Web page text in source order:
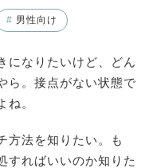
# 男性向け
になりたいけど、どん
ら。接点がない状態で
ね。
法を知りたい。
も
すればいいのか知りた